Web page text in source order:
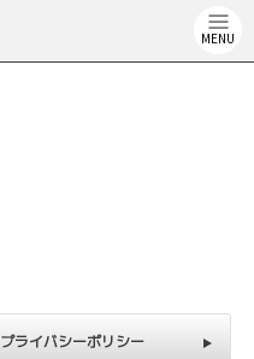
MENU
プライバシーポリシー